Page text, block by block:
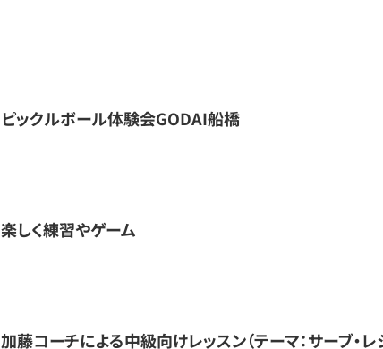
ピックルボール体験会GODAI船橋
楽しく練習やゲーム
加藤コーチによる中級向けレッスン（テーマ：サーブ・レ